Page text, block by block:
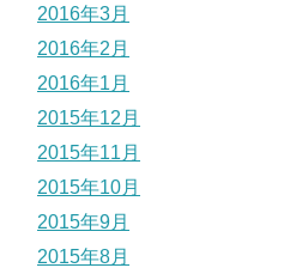
2016年3月
2016年2月
2016年1月
2015年12月
2015年11月
2015年10月
2015年9月
2015年8月